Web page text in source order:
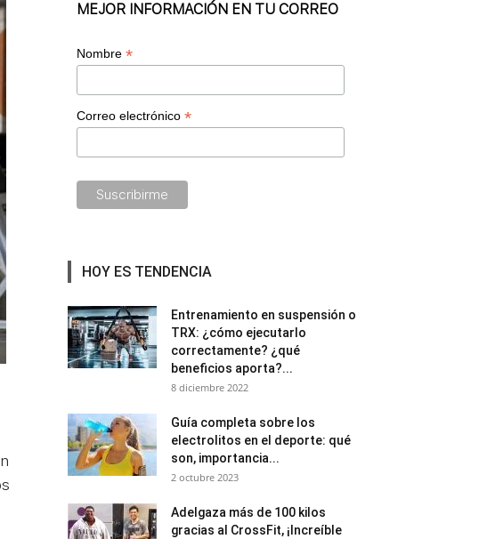
MEJOR INFORMACIÓN EN TU CORREO
Nombre *
Correo electrónico *
HOY ES TENDENCIA
Entrenamiento en suspensión o
TRX: ¿cómo ejecutarlo
correctamente? ¿qué
beneficios aporta?...
8 diciembre 2022
Guía completa sobre los
electrolitos en el deporte: qué
son, importancia...
2 octubre 2023
Adelgaza más de 100 kilos
gracias al CrossFit, ¡Increíble